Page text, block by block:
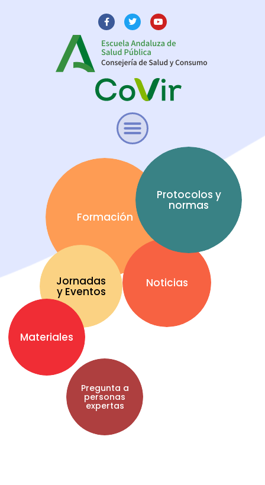
Formación
Protocolos y
normas
Materiales
Jornadas
y Eventos
Noticias
Pregunta a
personas
expertas